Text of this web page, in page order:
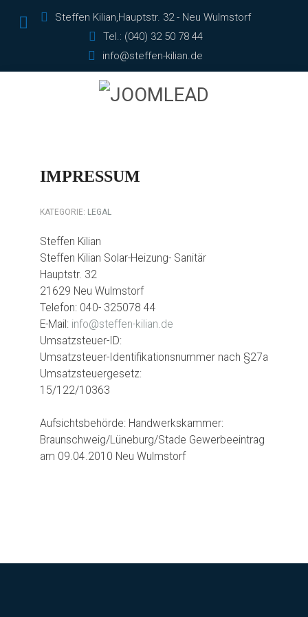
Steffen Kilian,Hauptstr. 32 - Neu Wulmstorf
Tel.: (040) 32 50 78 44
info@steffen-kilian.de
IMPRESSUM
KATEGORIE: LEGAL
Steffen Kilian
Steffen Kilian Solar-Heizung- Sanitär
Hauptstr. 32
21629 Neu Wulmstorf
Telefon: 040- 325078 44
E-Mail: info@steffen-kilian.de
Umsatzsteuer-ID:
Umsatzsteuer-Identifikationsnummer nach §27a
Umsatzsteuergesetz:
15/122/10363
Aufsichtsbehörde: Handwerkskammer:
Braunschweig/Lüneburg/Stade Gewerbeeintrag
am 09.04.2010 Neu Wulmstorf